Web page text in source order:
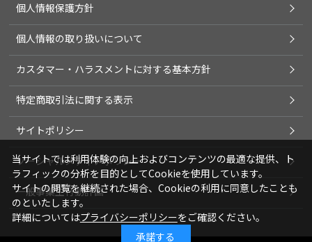
個人情報保護方針
個人情報の取り扱いについて
カスタマー・ハラスメントに対する基本方針
特定商取引法に関する表示
サイトポリシー
ソーシャルメディアポリシー
一般事業主行動計画
当サイトでは利用体験の向上およびコンテンツの最適な提供、ト
ラフィックの分析を目的としてCookieを使用しています。
サイトの閲覧を継続された場合、Cookieの利用に同意したことも
のといたします。
詳細についてはプライバシーポリシーをご確認ください。
承諾する